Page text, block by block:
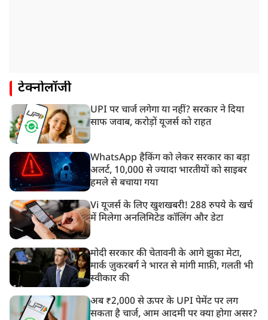
टेक्नोलॉजी
UPI पर चार्ज लगेगा या नहीं? सरकार ने दिया
साफ जवाब, करोड़ों यूजर्स को राहत
WhatsApp हैकिंग को लेकर सरकार का बड़ा
अलर्ट, 10,000 से ज्यादा भारतीयों को साइबर
हमले से बचाया गया
Vi यूजर्स के लिए खुशखबरी! 288 रुपये के खर्च
में मिलेगा अनलिमिटेड कॉलिंग और डेटा
मोदी सरकार की चेतावनी के आगे झुका मेटा,
मार्क ज़ुकरबर्ग ने भारत से मांगी माफ़ी, गलती भी
स्वीकार की
अब ₹2,000 से ऊपर के UPI पेमेंट पर लग
सकता है चार्ज, आम आदमी पर क्या होगा असर?